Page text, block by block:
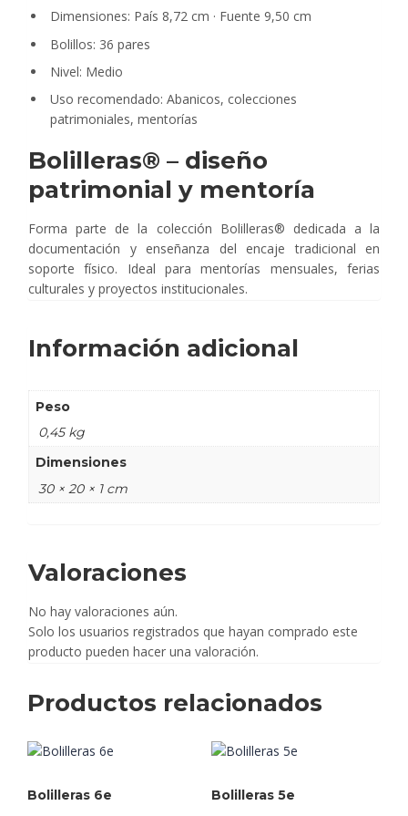
Dimensiones: País 8,72 cm · Fuente 9,50 cm
Bolillos: 36 pares
Nivel: Medio
Uso recomendado: Abanicos, colecciones
patrimoniales, mentorías
Bolilleras® – diseño
patrimonial y mentoría
Forma parte de la colección Bolilleras® dedicada a la
documentación y enseñanza del encaje tradicional en
soporte físico. Ideal para mentorías mensuales, ferias
culturales y proyectos institucionales.
Información adicional
Peso
0,45 kg
Dimensiones
30 × 20 × 1 cm
Valoraciones
No hay valoraciones aún.
Solo los usuarios registrados que hayan comprado este
producto pueden hacer una valoración.
Productos relacionados
Bolilleras 6e Bolilleras 5e